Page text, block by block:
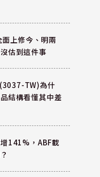
上修今、明兩
估到這件事
TW)為什
結構看懂其中差
141%，ABF載